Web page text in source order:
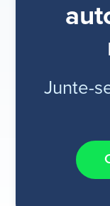
Junte-